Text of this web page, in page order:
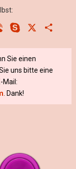
Viber Skype
Sie einen
uns bitte eine
Mail:
. Dank!